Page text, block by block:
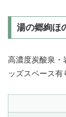
湯の郷絢ほ
高濃度炭酸泉・
ッズスペース有